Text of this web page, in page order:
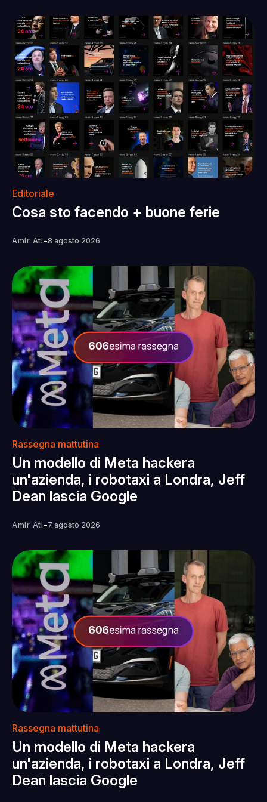
Editoriale
Cosa sto facendo + buone ferie
Amir Ati -8 agosto 2026
Rassegna mattutina
Un modello di Meta hackera
un'azienda, i robotaxi a Londra, Jeff
Dean lascia Google
Amir Ati -7 agosto 2026
Rassegna mattutina
Un modello di Meta hackera
un'azienda, i robotaxi a Londra, Jeff
Dean lascia Google